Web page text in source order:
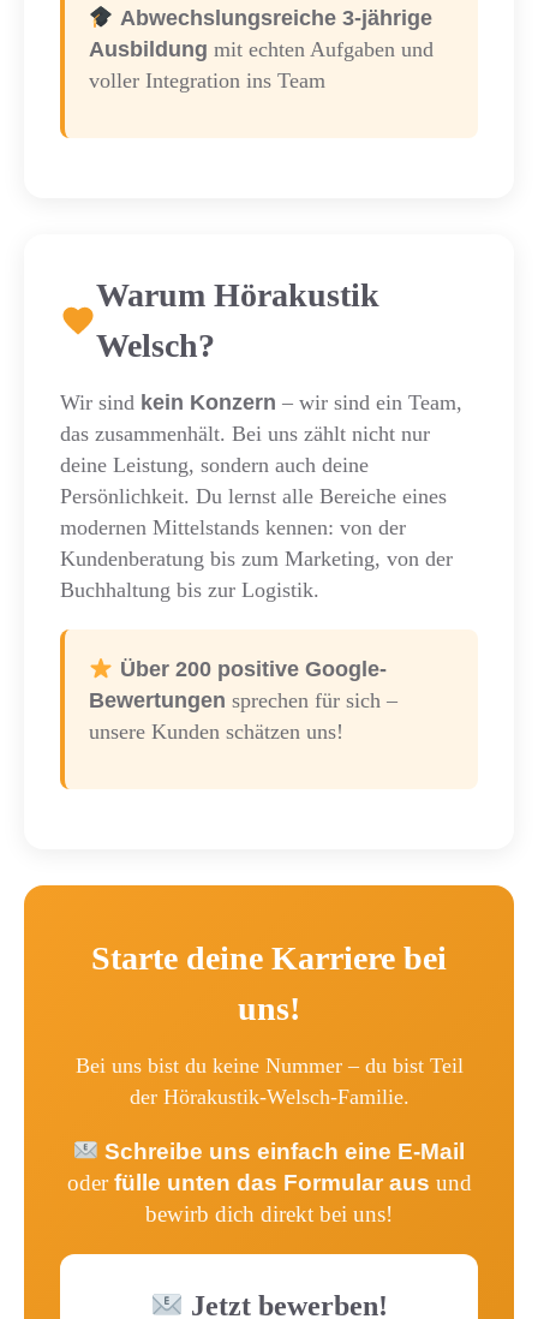
Abwechslungsreiche 3-jährige
Ausbildung mit echten Aufgaben und
voller Integration ins Team
Warum Hörakustik
Welsch?
Wir sind kein Konzern – wir sind ein Team,
das zusammenhält. Bei uns zählt nicht nur
deine Leistung, sondern auch deine
Persönlichkeit. Du lernst alle Bereiche eines
modernen Mittelstands kennen: von der
Kundenberatung bis zum Marketing, von der
Buchhaltung bis zur Logistik.
Über 200 positive Google-
Bewertungen sprechen für sich –
unsere Kunden schätzen uns!
Starte deine Karriere bei
uns!
Bei uns bist du keine Nummer – du bist Teil
der Hörakustik-Welsch-Familie.
Schreibe uns einfach eine E-Mail
oderfülle unten das Formular aus und
bewirb dich direkt bei uns!
Jetzt bewerben!